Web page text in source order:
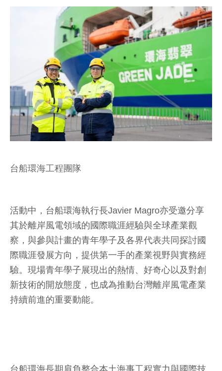
台船環海工程團隊
活動中，台船環海執行長Javier Magro亦受邀分享
其於離岸風電領域的國際職涯經驗與全球產業觀
察，與參與計畫的青年學子及各界代表共同探討國
際職涯發展方向，提供第一手的產業視野與實務經
驗。現場青年學子展現出的熱情、好奇心以及對創
新技術的開放態度，也成為推動台灣離岸風電產業
持續前進的重要動能。
台船環海長期肩負整合本土海事工程實力與國際技